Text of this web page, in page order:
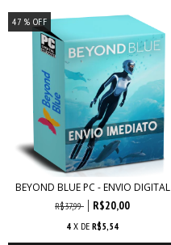
47% OFF
BEYOND BLUE PC - ENVIO DIGITAL
R$37,99 R$20,00
4 X DE R$5,54